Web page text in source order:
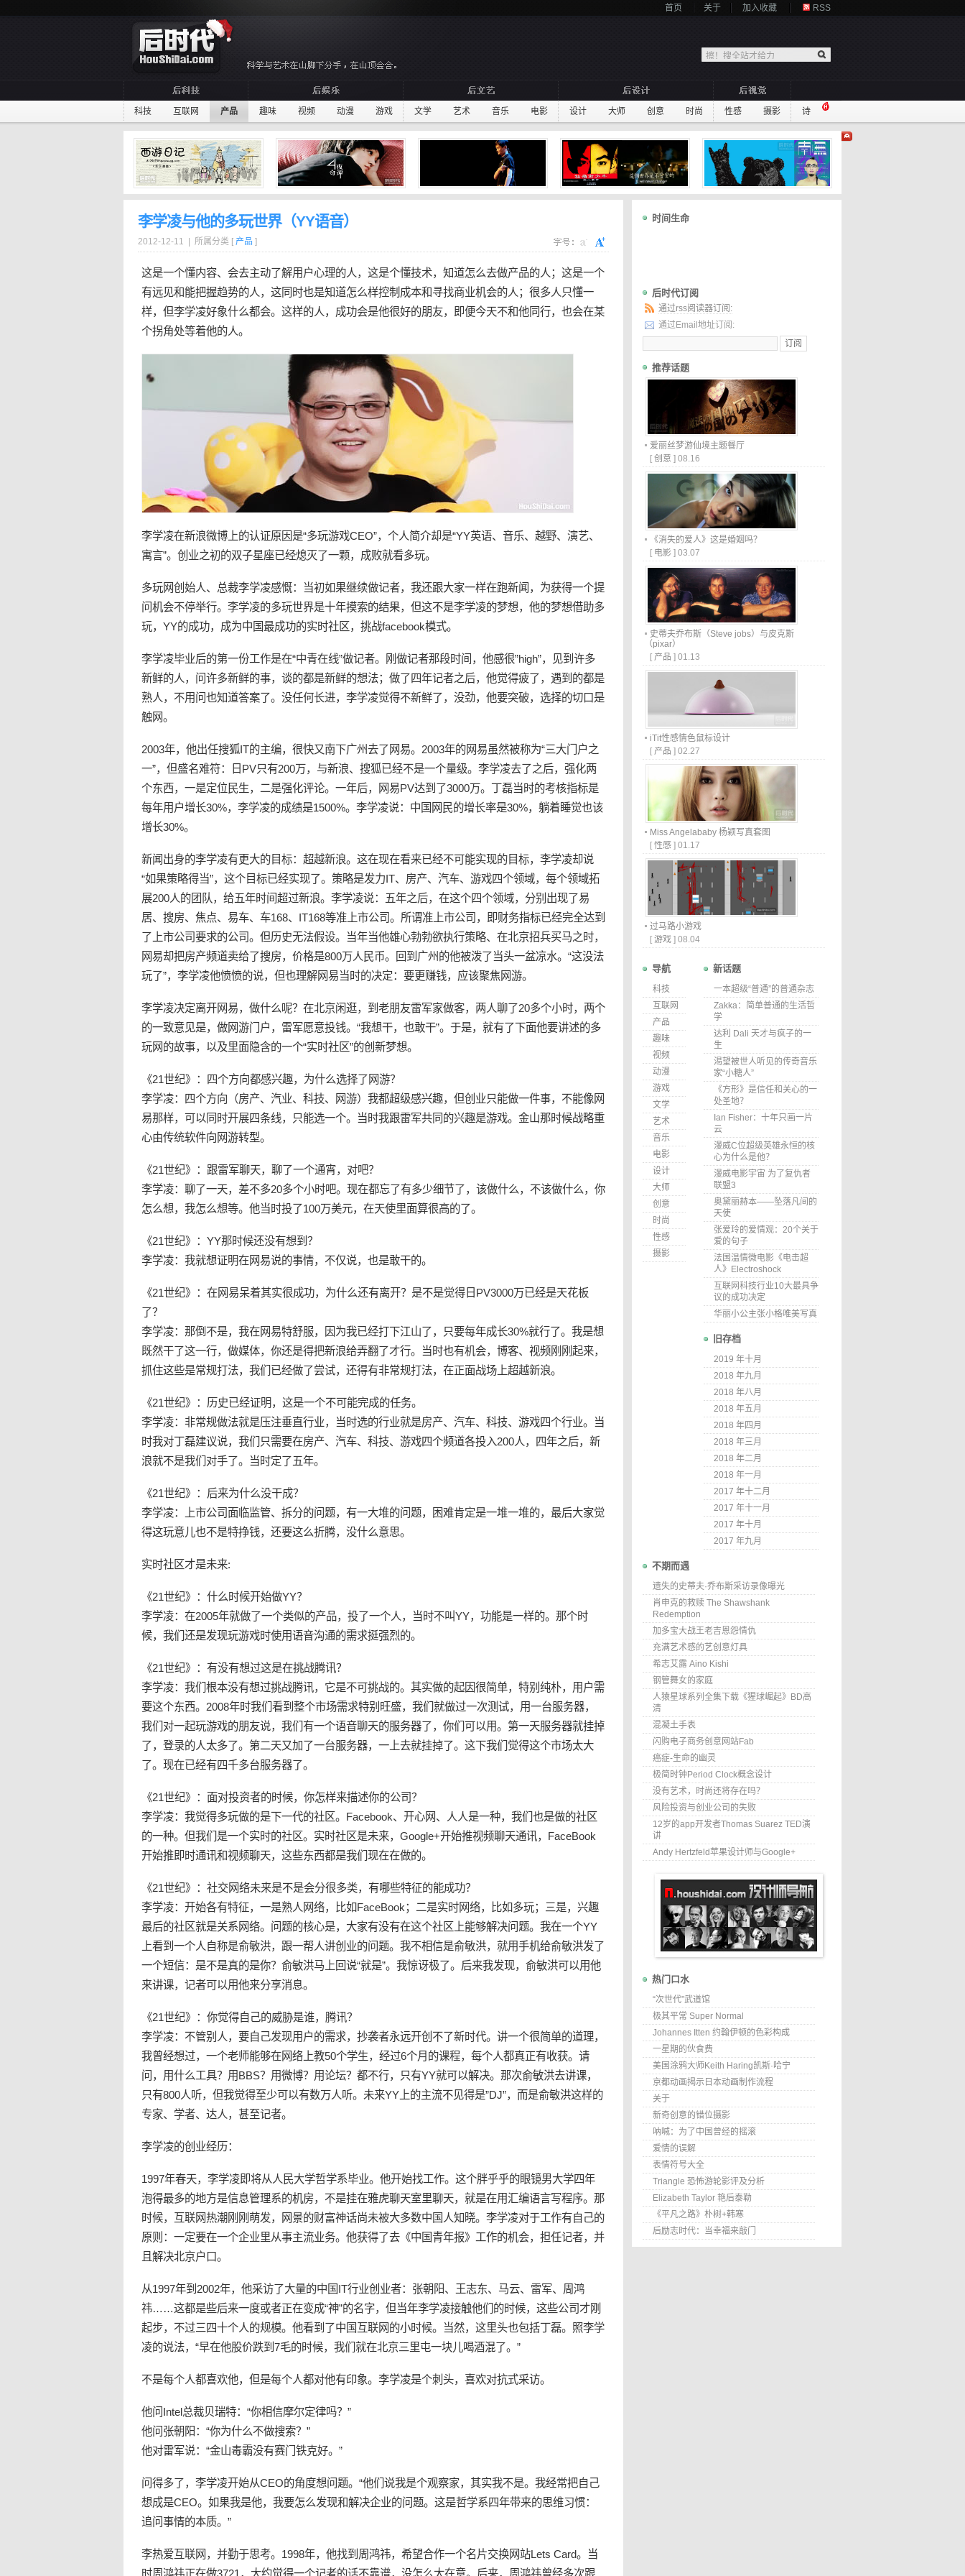
首页 关于 加入收藏 RSS
科技 互联网 产品 趣味 视频 动漫 游戏 文学 艺术 音乐 电影 设计 大师 创意 时尚 性感 摄影 诗
李学凌与他的多玩世界（YY语音）
2012-12-11 | 所属分类 [ 产品 ]
这是一个懂内容、会去主动了解用户心理的人，这是个懂技术，知道怎么去做产品的人；这是一个
有远见和能把握趋势的人，这同时也是知道怎么样控制成本和寻找商业机会的人；很多人只懂一
样，但李学凌好象什么都会。这样的人，成功会是他很好的朋友，即便今天不和他同行，也会在某
个拐角处等着他的人。
李学凌在新浪微博上的认证原因是“多玩游戏CEO”，个人简介却是“YY英语、音乐、越野、演艺、
寓言”。 创业之初的双子星座已经熄灭了一颗，成败就看多玩。
多玩网创始人、总裁李学凌感慨：当初如果继续做记者，我还跟大家一样在跑新闻，为获得一个提
问机会不停举行。李学凌的多玩世界是十年摸索的结果，但这不是李学凌的梦想，他的梦想借助多
玩， YY的成功，成为中国最成功的实时社区，挑战facebook模式。
李学凌毕业后的第一份工作是在“中青在线”做记者。刚做记者那段时间，他感很”high”，见到许多
新鲜的人，问许多新鲜的事，谈的都是新鲜的想法；做了四年记者之后，他觉得疲了，遇到的都是
熟人，不用问也知道答案了。没任何长进，李学凌觉得不新鲜了，没劲，他要突破，选择的切口是
触网。
2003年，他出任搜狐IT的主编，很快又南下广州去了网易。2003年的网易虽然被称为“三大门户之
一”，但盛名难符：日PV只有200万，与新浪、搜狐已经不是一个量级。李学凌去了之后，强化两
个东西，一是定位民生，二是强化评论。一年后，网易PV达到了3000万。丁磊当时的考核指标是
每年用户增长30%，李学凌的成绩是1500%。李学凌说：中国网民的增长率是30%，躺着睡觉也该
增长30%。
新闻出身的李学凌有更大的目标：超越新浪。这在现在看来已经不可能实现的目标，李学凌却说
“如果策略得当”，这个目标已经实现了。策略是发力IT、房产、汽车、游戏四个领域，每个领域拓
展200人的团队，给五年时间超过新浪。李学凌说：五年之后，在这个四个领域，分别出现了易
居、搜房、焦点、易车、车168、IT168等准上市公司。所谓准上市公司，即财务指标已经完全达到
了上市公司要求的公司。但历史无法假设。当年当他雄心勃勃欲执行策略、在北京招兵买马之时，
网易却把房产频道卖给了搜房，价格是800万人民币。回到广州的他被泼了当头一盆凉水。“这没法
玩了”，李学凌他愤愤的说，但也理解网易当时的决定：要更赚钱，应该聚焦网游。
李学凌决定离开网易，做什么呢？在北京闲逛，到老朋友雷军家做客，两人聊了20多个小时，两个
的一致意见是，做网游门户， 雷军愿意投钱。“我想干，也敢干”。于是，就有了下面他要讲述的多
玩网的故事，以及里面隐含的一个“实时社区”的创新梦想。
《21世纪》：四个方向都感兴趣，为什么选择了网游？
李学凌：四个方向（房产、汽业、科技、网游）我都超级感兴趣，但创业只能做一件事，不能像网
易那样，可以同时开展四条线，只能选一个。当时我跟雷军共同的兴趣是游戏。金山那时候战略重
心由传统软件向网游转型。
《21世纪》：跟雷军聊天，聊了一个通宵，对吧？
李学凌：聊了一天，差不多20多个小时吧。现在都忘了有多少细节了，该做什么，不该做什么，你
怎么想，我怎么想等。他当时投了100万美元，在天使里面算很高的了。
《21世纪》： YY那时候还没有想到？
李学凌：我就想证明在网易说的事情，不仅说，也是敢干的。
《21世纪》：在网易呆着其实很成功，为什么还有离开？是不是觉得日PV3000万已经是天花板
了？
李学凌：那倒不是，我在网易特舒服，因为我已经打下江山了，只要每年成长30%就行了。我是想
既然干了这一行，做媒体，你还是得把新浪给弄翻了才行。当时也有机会，博客、视频刚刚起来，
抓住这些是常规打法，我们已经做了尝试，还得有非常规打法，在正面战场上超越新浪。
《21世纪》：历史已经证明，这是一个不可能完成的任务。
李学凌：非常规做法就是压注垂直行业，当时选的行业就是房产、汽车、科技、游戏四个行业。当
时我对丁磊建议说，我们只需要在房产、汽车、科技、游戏四个频道各投入200人，四年之后，新
浪就不是我们对手了。当时定了五年。
《21世纪》：后来为什么没干成？
李学凌：上市公司面临监管、拆分的问题，有一大堆的问题，困难肯定是一堆一堆的，最后大家觉
得这玩意儿也不是特挣钱，还要这么折腾，没什么意思。
实时社区才是未来:
《21世纪》：什么时候开始做YY？
李学凌：在2005年就做了一个类似的产品，投了一个人，当时不叫YY，功能是一样的。那个时
候，我们还是发现玩游戏时使用语音沟通的需求挺强烈的。
《21世纪》：有没有想过这是在挑战腾讯？
李学凌：我们根本没有想过挑战腾讯，它是不可挑战的。其实做的起因很简单，特别纯朴，用户需
要这个东西。2008年时我们看到整个市场需求特别旺盛，我们就做过一次测试，用一台服务器，
我们对一起玩游戏的朋友说，我们有一个语音聊天的服务器了，你们可以用。第一天服务器就挂掉
了，登录的人太多了。第二天又加了一台服务器，一上去就挂掉了。这下我们觉得这个市场太大
了。现在已经有四千多台服务器了。
《21世纪》：面对投资者的时候，你怎样来描述你的公司？
李学凌：我觉得多玩做的是下一代的社区。Facebook、开心网、人人是一种，我们也是做的社区
的一种。但我们是一个实时的社区。实时社区是未来，Google+开始推视频聊天通讯，FaceBook
开始推即时通讯和视频聊天，这些东西都是我们现在在做的。
《21世纪》：社交网络未来是不是会分很多类，有哪些特征的能成功？
李学凌：开始各有特征，一是熟人网络，比如FaceBook；二是实时网络，比如多玩；三是，兴趣
最后的社区就是关系网络。问题的核心是，大家有没有在这个社区上能够解决问题。我在一个YY
上看到一个人自称是俞敏洪，跟一帮人讲创业的问题。我不相信是俞敏洪，就用手机给俞敏洪发了
一个短信：是不是真的是你？俞敏洪马上回说“就是”。我惊讶极了。后来我发现，俞敏洪可以用他
来讲课，记者可以用他来分享消息。
《21世纪》：你觉得自己的威胁是谁，腾讯？
李学凌：不管别人，要自己发现用户的需求，抄袭者永远开创不了新时代。讲一个很简单的道理，
我曾经想过，一个老师能够在网络上教50个学生，经过6个月的课程，每个人都真正有收获。请
问，用什么工具？用BBS？用微博？用论坛？都不行，只有YY就可以解决。那次俞敏洪去讲课，
只有800人听，但我觉得至少可以有数万人听。未来YY上的主流不见得是”DJ”，而是俞敏洪这样的
专家、学者、达人，甚至记者。
李学凌的创业经历：
1997年春天，李学凌即将从人民大学哲学系毕业。他开始找工作。这个胖乎乎的眼镜男大学四年
泡得最多的地方是信息管理系的机房，不是挂在雅虎聊天室里聊天，就是在用汇编语言写程序。那
时候，互联网热潮刚刚萌发，网景的财富神话尚未被大多数中国人知晓。李学凌对于工作有自己的
原则：一定要在一个企业里从事主流业务。他获得了去《中国青年报》工作的机会，担任记者，并
且解决北京户口。
从1997年到2002年，他采访了大量的中国IT行业创业者：张朝阳、王志东、马云、雷军、周鸿
祎……这都是些后来一度或者正在变成“神”的名字，但当年李学凌接触他们的时候，这些公司才刚
起步，不过三四十个人的规模。他看到了中国互联网的小时候。当然，这里头也包括丁磊。照李学
凌的说法，“早在他股价跌到7毛的时候，我们就在北京三里屯一块儿喝酒混了。”
不是每个人都喜欢他，但是每个人都对他有印象。李学凌是个刺头，喜欢对抗式采访。
他问Intel总裁贝瑞特：“你相信摩尔定律吗？”
他问张朝阳：“你为什么不做搜索？”
他对雷军说：“金山毒霸没有赛门铁克好。”
问得多了，李学凌开始从CEO的角度想问题。“他们说我是个观察家，其实我不是。我经常把自己
想成是CEO。如果我是他，我要怎么发现和解决企业的问题。这是哲学系四年带来的思维习惯：
追问事情的本质。”
李热爱互联网，并勤于思考。1998年，他找到周鸿祎，希望合作一个名片交换网站Lets Card。当
时间生命
后时代订阅
通过rss阅读器订阅:
通过Email地址订阅:
推荐话题
爱丽丝梦游仙境主题餐厅
[ 创意 ] 08.16
《消失的爱人》这是婚姻吗？
[ 电影 ] 03.07
史蒂夫乔布斯（Steve jobs）与皮克斯
（pixar）
[ 产品 ] 01.13
iTit性感情色鼠标设计
[ 产品 ] 02.27
Miss Angelababy 杨颖写真套图
[ 性感 ] 01.17
过马路小游戏
[ 游戏 ] 08.04
导航
科技
互联网
产品
趣味
视频
动漫
游戏
文学
艺术
音乐
电影
设计
大师
创意
时尚
性感
摄影
新话题
一本超级“普通”的普通杂志
Zakka：简单普通的生活哲
学
达利 Dali 天才与疯子的一
生
渴望被世人听见的传奇音乐
家“小糖人”
《方形》是信任和关心的一
处圣地？
Ian Fisher：十年只画一片
云
漫威C位超级英雄永恒的核
心为什么是他？
漫威电影宇宙 为了复仇者
联盟3
奥黛丽赫本——坠落凡间的
天使
张爱玲的爱情观：20个关于
爱的句子
法国温情微电影《电击超
人》Electroshock
互联网科技行业10大最具争
议的成功决定
华丽小公主张小格唯美写真
旧存档
2019 年十月
2018 年九月
2018 年八月
2018 年五月
2018 年四月
2018 年三月
2018 年二月
2018 年一月
2017 年十二月
2017 年十一月
2017 年十月
2017 年九月
不期而遇
遗失的史蒂夫·乔布斯采访录像曝光
肖申克的救赎 The Shawshank
Redemption
加多宝大战王老吉恩怨情仇
充满艺术感的艺创意灯具
希志艾露 Aino Kishi
钢管舞女的家庭
人猿星球系列全集下载《猩球崛起》BD高
清
混凝土手表
闪购电子商务创意网站Fab
癌症-生命的幽灵
极简时钟Period Clock概念设计
没有艺术，时尚还将存在吗？
风险投资与创业公司的失败
12岁的app开发者Thomas Suarez TED演
讲
Andy Hertzfeld苹果设计师与Google+
热门口水
“次世代”武道馆
极其平常 Super Normal
Johannes Itten 约翰伊顿的色彩构成
一星期的伙食费
美国涂鸦大师Keith Haring凯斯·哈宁
京都动画揭示日本动画制作流程
关于
新奇创意的错位摄影
呐喊：为了中国曾经的摇滚
爱情的误解
表情符号大全
Triangle 恐怖游轮影评及分析
Elizabeth Taylor 艳后泰勒
《平凡之路》朴树+韩寒
后励志时代：当幸福来敲门